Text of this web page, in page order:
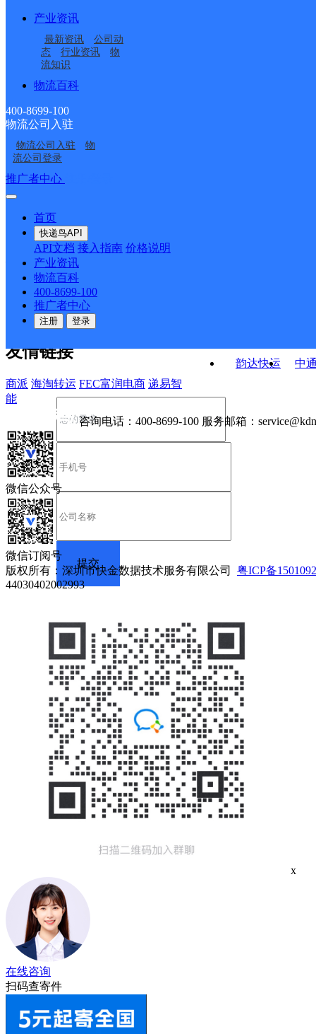
产业资讯
最新资讯
公司动
态
行业资讯
物
流知识
物流百科
400-8699-100
物流公司入驻
物流公司入驻
物
流公司登录
推广者中心
首页
快递鸟API
API文档 接入指南 价格说明
产业资讯
物流百科
400-8699-100
推广者中心
注册 登录
部
谢家集区蔡家岗街道合
作点ID6631
谢家集区李郢孜镇合作
点ID4703
杨公邮政支局
孤堆乡邮政所
望峰岗邮政所
李郢孜镇
韵达快运
中
接口API
API接口 DEMO下载
关于我们
公司介绍 企业动态
合作伙伴 快递鸟接口服务协议
户隐私政策
友情链接
商派 海淘转运 FEC富润电商 递易智
能
咨询电话： 400-8699-100 服务邮箱：
微信公众号
微信订阅号
版权所有：深圳市快金数据技术服务有限公司 粤ICP备
44030402002993
x
在线咨询
扫码查寄件